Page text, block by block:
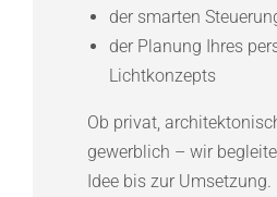
der smarten
der Planung Ihres
Lichtkonzepts
Ob privat,
gewerblich – wir
Idee bis zur Umsetzung.